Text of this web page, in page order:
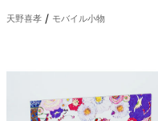
天野喜孝 モバイル小物